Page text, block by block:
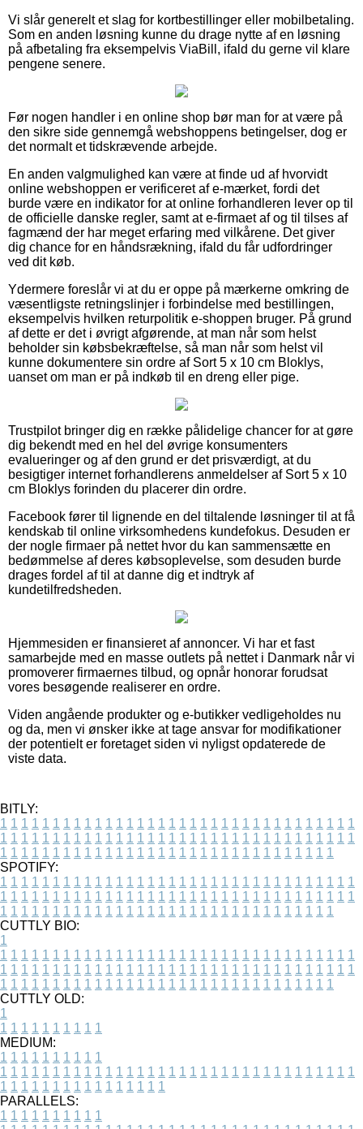
Vi slår generelt et slag for kortbestillinger eller mobilbetaling.
Som en anden løsning kunne du drage nytte af en løsning
på afbetaling fra eksempelvis ViaBill, ifald du gerne vil klare
pengene senere.
Før nogen handler i en online shop bør man for at være på
den sikre side gennemgå webshoppens betingelser, dog er
det normalt et tidskrævende arbejde.
En anden valgmulighed kan være at finde ud af hvorvidt
online webshoppen er verificeret af e-mærket, fordi det
burde være en indikator for at online forhandleren lever op til
de officielle danske regler, samt at e-firmaet af og til tilses af
fagmænd der har meget erfaring med vilkårene. Det giver
dig chance for en håndsrækning, ifald du får udfordringer
ved dit køb.
Ydermere foreslår vi at du er oppe på mærkerne omkring de
væsentligste retningslinjer i forbindelse med bestillingen,
eksempelvis hvilken returpolitik e-shoppen bruger. På grund
af dette er det i øvrigt afgørende, at man når som helst
beholder sin købsbekræftelse, så man når som helst vil
kunne dokumentere sin ordre af Sort 5 x 10 cm Bloklys,
uanset om man er på indkøb til en dreng eller pige.
Trustpilot bringer dig en række pålidelige chancer for at gøre
dig bekendt med en hel del øvrige konsumenters
evalueringer og af den grund er det prisværdigt, at du
besigtiger internet forhandlerens anmeldelser af Sort 5 x 10
cm Bloklys forinden du placerer din ordre.
Facebook fører til lignende en del tiltalende løsninger til at få
kendskab til online virksomhedens kundefokus. Desuden er
der nogle firmaer på nettet hvor du kan sammensætte en
bedømmelse af deres købsoplevelse, som desuden burde
drages fordel af til at danne dig et indtryk af
kundetilfredsheden.
Hjemmesiden er finansieret af annoncer. Vi har et fast
samarbejde med en masse outlets på nettet i Danmark når vi
promoverer firmaernes tilbud, og opnår honorar forudsat
vores besøgende realiserer en ordre.
Viden angående produkter og e-butikker vedligeholdes nu
og da, men vi ønsker ikke at tage ansvar for modifikationer
der potentielt er foretaget siden vi nyligst opdaterede de
viste data.
BITLY:
1 1 1 1 1 1 1 1 1 1 1 1 1 1 1 1 1 1 1 1 1 1 1 1 1 1 1 1 1 1 1 1 1 1
1 1 1 1 1 1 1 1 1 1 1 1 1 1 1 1 1 1 1 1 1 1 1 1 1 1 1 1 1 1 1 1 1 1
1 1 1 1 1 1 1 1 1 1 1 1 1 1 1 1 1 1 1 1 1 1 1 1 1 1 1 1 1 1 1 1
SPOTIFY:
1 1 1 1 1 1 1 1 1 1 1 1 1 1 1 1 1 1 1 1 1 1 1 1 1 1 1 1 1 1 1 1 1 1
1 1 1 1 1 1 1 1 1 1 1 1 1 1 1 1 1 1 1 1 1 1 1 1 1 1 1 1 1 1 1 1 1 1
1 1 1 1 1 1 1 1 1 1 1 1 1 1 1 1 1 1 1 1 1 1 1 1 1 1 1 1 1 1 1 1
CUTTLY BIO:
1
1 1 1 1 1 1 1 1 1 1 1 1 1 1 1 1 1 1 1 1 1 1 1 1 1 1 1 1 1 1 1 1 1 1
1 1 1 1 1 1 1 1 1 1 1 1 1 1 1 1 1 1 1 1 1 1 1 1 1 1 1 1 1 1 1 1 1 1
1 1 1 1 1 1 1 1 1 1 1 1 1 1 1 1 1 1 1 1 1 1 1 1 1 1 1 1 1 1 1 1
CUTTLY OLD:
1
1 1 1 1 1 1 1 1 1 1
MEDIUM:
1 1 1 1 1 1 1 1 1 1
1 1 1 1 1 1 1 1 1 1 1 1 1 1 1 1 1 1 1 1 1 1 1 1 1 1 1 1 1 1 1 1 1 1
1 1 1 1 1 1 1 1 1 1 1 1 1 1 1 1
PARALLELS:
1 1 1 1 1 1 1 1 1 1